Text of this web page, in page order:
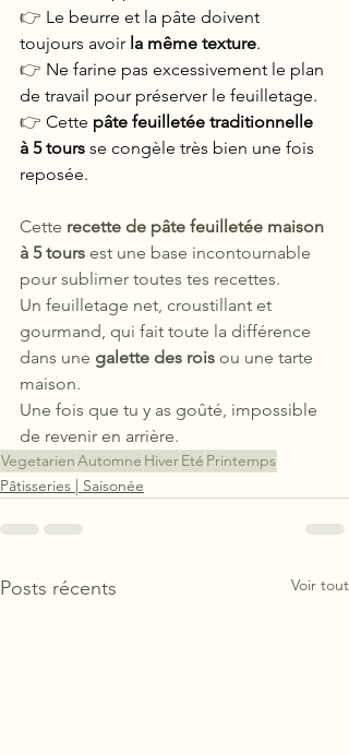
👉 Le beurre et la pâte doivent
toujours avoir la même texture.
👉 Ne farine pas excessivement le plan
de travail pour préserver le feuilletage.
👉 Cette pâte feuilletée traditionnelle
à 5 tours se congèle très bien une fois
reposée.
Cette recette de pâte feuilletée maison
à 5 tours est une base incontournable
pour sublimer toutes tes recettes.
Un feuilletage net, croustillant et
gourmand, qui fait toute la différence
dans une galette des rois ou une tarte
maison.
Une fois que tu y as goûté, impossible
de revenir en arrière.
VegetarienAutomne HiverEté Printemps
Pâtisseries | Saisonée
Posts récents Voir tout